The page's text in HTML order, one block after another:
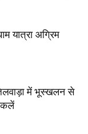
यात्रा अग्रिम
में भूस्खलन से